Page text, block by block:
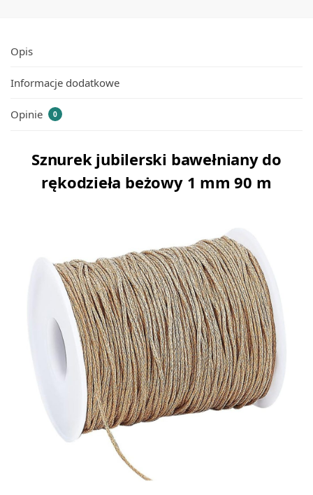
Opis
Informacje dodatkowe
Opinie 0
Sznurek jubilerski bawełniany do
rękodzieła beżowy 1 mm 90 m